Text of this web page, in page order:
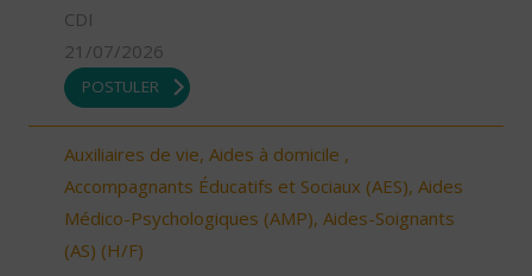
CDI
21/07/2026
POSTULER
Auxiliaires de vie, Aides à domicile ,
Accompagnants Éducatifs et Sociaux (AES), Aides
Médico-Psychologiques (AMP), Aides-Soignants
(AS) (H/F)